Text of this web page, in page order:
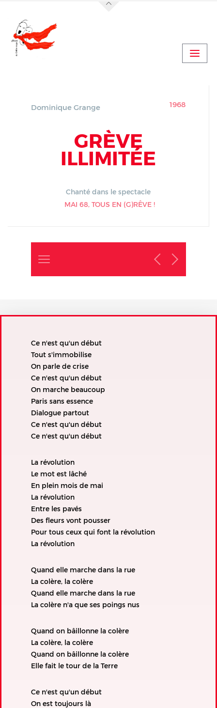
Vidéo Concert Le Boulou
Vidéo Concert Le Boulou (suite)
Dominique Grange 1968
GRÈVE
ILLIMITÉE
Chanté dans le spectacle
MAI 68, TOUS EN (G)RÊVE !
Ce n'est qu'un début
Tout s'immobilise
On parle de crise
Ce n'est qu'un début
On marche beaucoup
Paris sans essence
Dialogue partout
Ce n'est qu'un début
Ce n'est qu'un début
La révolution
Le mot est lâché
En plein mois de mai
La révolution
Entre les pavés
Des fleurs vont pousser
Pour tous ceux qui font la révolution
La révolution
Quand elle marche dans la rue
La colère, la colère
Quand elle marche dans la rue
La colère n'a que ses poings nus
Quand on bâillonne la colère
La colère, la colère
Quand on bâillonne la colère
Elle fait le tour de la Terre
Ce n'est qu'un début
On est toujours là